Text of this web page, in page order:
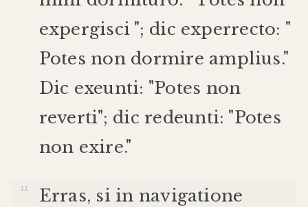
expergisci "; dic experrecto: "
Potes non dormire amplius."
Dic exeunti: "Potes non
reverti"; dic redeunti: "Potes
non exire."
Erras, si in navigatione